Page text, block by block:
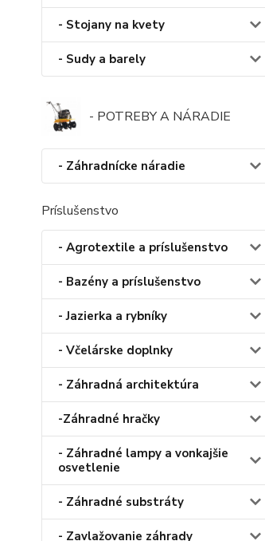
- Stojany na kvety
- Sudy a barely
- POTREBY A NÁRADIE
- Záhradnícke náradie
Príslušenstvo
- Agrotextile a príslušenstvo
- Bazény a príslušenstvo
- Jazierka a rybníky
- Včelárske doplnky
- Záhradná architektúra
-Záhradné hračky
- Záhradné lampy a vonkajšie
osvetlenie
- Záhradné substráty
- Zavlažovanie záhrady